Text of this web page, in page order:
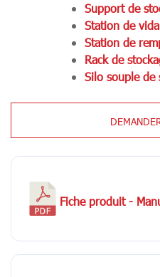
Support de
Station de
Station de
Rack de
Silo souple de
Fiche produit -